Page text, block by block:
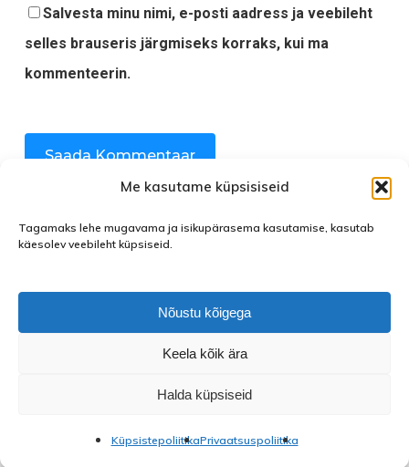
Me kasutame küpsisiseid
Tagamaks lehe mugavama ja isikupärasema kasutamise, kasutab
käesolev veebileht küpsiseid.
Nõustu kõigega
Keela kõik ära
Halda küpsiseid
KüpsistepoliitikaPrivaatsuspoliitika
Salvesta minu nimi, e-posti aadress ja veebileht
selles brauseris järgmiseks korraks, kui ma
kommenteerin.
facebook instagram